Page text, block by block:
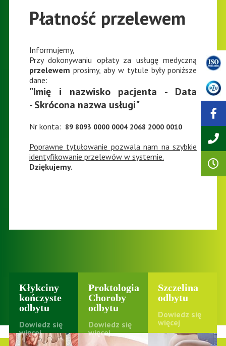
Płatność przelewem
Informujemy,
Przy dokonywaniu opłaty za usługę medyczną
przelewemprosimy, aby w tytule były poniższe
dane:
"Imię i nazwisko pacjenta - Data
- Skrócona nazwa usługi"
Nr konta: 89 8093 0000 0004 2068 2000 0010
Poprawne tytułowanie pozwala nam na szybkie
identyfikowanie przelewów w systemie.
Dziękujemy.
Kłykciny
kończyste
odbytu
Dowiedz się
więcej
Proktologia
Choroby
odbytu
Dowiedz się
więcej
Szczelina
odbytu
Dowiedz się
więcej